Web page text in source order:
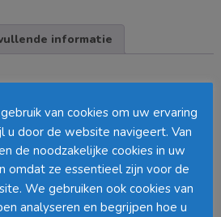
informatie
plek met dit opvouwbare plantenrek
van deIn The Mood
is ontworpen met meerdere ronde
hoogtes, waardoor je planten speels
Ideaal om diepte en
of op een overdekte buitenplek.
van cookies om uw ervaring
door de website navigeert. Van
de noodzakelijke cookies in uw
omdat ze essentieel zijn voor de
We gebruiken ook cookies van
analyseren en begrijpen hoe u